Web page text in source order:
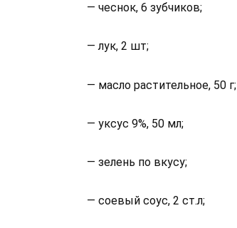
— чеснок, 6 зубчиков;
— лук, 2 шт;
— масло растительное, 50 г;
— уксус 9%, 50 мл;
— зелень по вкусу;
— соевый соус, 2 ст.л;